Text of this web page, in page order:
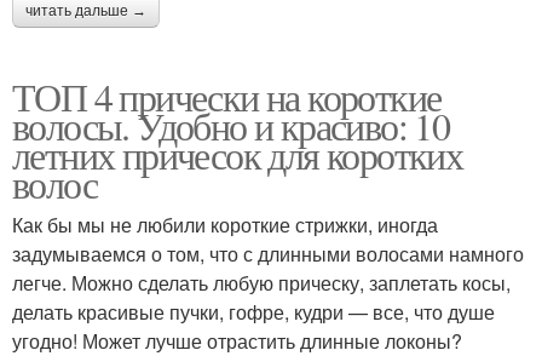
читать дальше →
ТОП 4 прически на короткие
волосы. Удобно и красиво: 10
летних причесок для коротких
волос
Как бы мы не любили короткие стрижки, иногда
задумываемся о том, что с длинными волосами намного
легче. Можно сделать любую прическу, заплетать косы,
делать красивые пучки, гофре, кудри — все, что душе
угодно! Может лучше отрастить длинные локоны?